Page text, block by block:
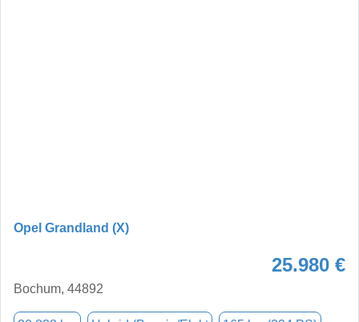
Opel Grandland (X)
25.980 €
Bochum, 44892